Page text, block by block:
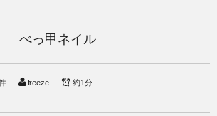
べっ甲ネイル
freeze 約1分